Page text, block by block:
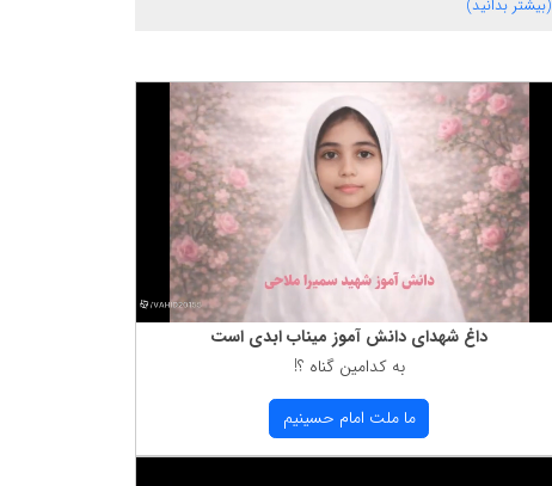
(بیشتر بدانید)
داغ شهدای دانش آموز میناب ابدی است
به كدامین گناه ؟!
ما ملت امام حسینیم